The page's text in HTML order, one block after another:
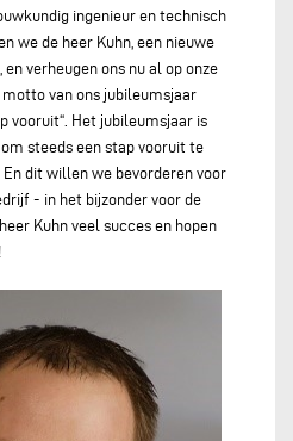
ingenieur en technisch
we de heer Kuhn, een nieuwe
verheugen ons nu al op onze
van ons jubileumsjaar
vooruit“. Het jubileumsjaar is
steeds een stap vooruit te
dit willen we bevorderen voor
- in het bijzonder voor de
Kuhn veel succes en hopen